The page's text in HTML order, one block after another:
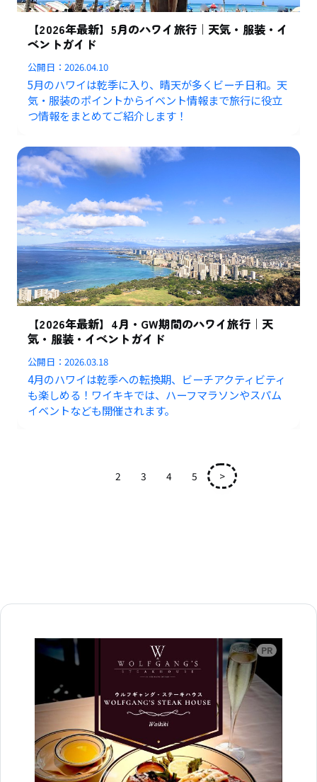
【2026年最新】5月のハワイ旅行｜天気・服装・イ
ベントガイド
公開日：2026.04.10
5月のハワイは乾季に入り、晴天が多くビーチ日和。天
気・服装のポイントからイベント情報まで旅行に役立
つ情報をまとめてご紹介します！
【2026年最新】4月・GW期間のハワイ旅行｜天
気・服装・イベントガイド
公開日：2026.03.18
4月のハワイは乾季への転換期、ビーチアクティビティ
も楽しめる！ワイキキでは、ハーフマラソンやスパム
イベントなども開催されます。
2 3 4 5 >
広告